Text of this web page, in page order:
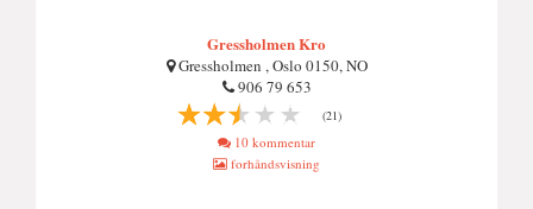
Gressholmen Kro
Gressholmen , Oslo 0150, NO
906 79 653
(21)
10 kommentar
forhåndsvisning